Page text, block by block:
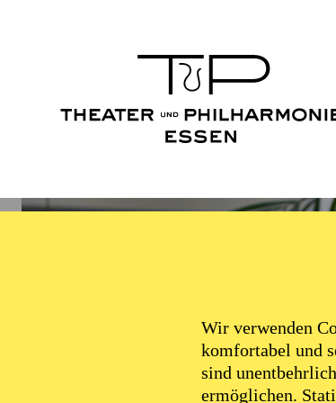
Wir verwenden
komfortabel und
sind
ermöglichen.